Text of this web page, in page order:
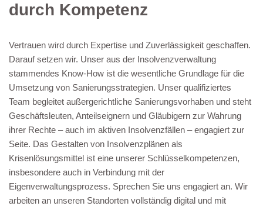
durch Kompetenz
Vertrauen wird durch Expertise und Zuverlässigkeit geschaffen.
Darauf setzen wir. Unser aus der Insolvenzverwaltung
stammendes Know-How ist die wesentliche Grundlage für die
Umsetzung von Sanierungsstrategien. Unser qualifiziertes
Team begleitet außergerichtliche Sanierungsvorhaben und steht
Geschäftsleuten, Anteilseignern und Gläubigern zur Wahrung
ihrer Rechte – auch im aktiven Insolvenzfällen – engagiert zur
Seite. Das Gestalten von Insolvenzplänen als
Krisenlösungsmittel ist eine unserer Schlüsselkompetenzen,
insbesondere auch in Verbindung mit der
Eigenverwaltungsprozess. Sprechen Sie uns engagiert an. Wir
arbeiten an unseren Standorten vollständig digital und mit